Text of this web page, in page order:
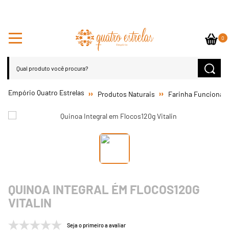
0
Produtos Naturais Farinha Funcional
QUINOA INTEGRAL EM FLOCOS120G
VITALIN
Seja o primeiro a avaliar